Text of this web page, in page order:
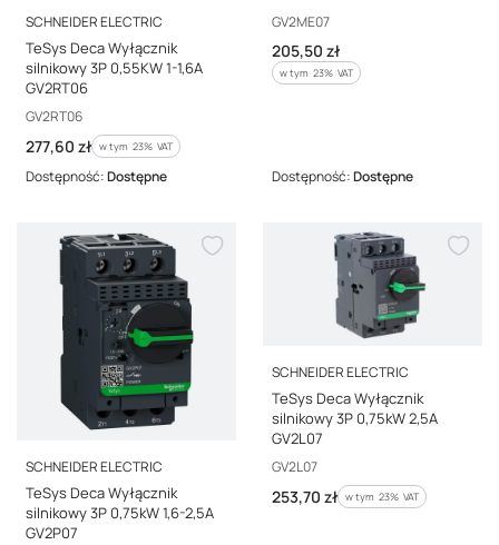
PRODUCENT
SCHNEIDER ELECTRIC
TeSys Deca Wyłącznik
silnikowy 3P 0,55KW 1-1,6A
GV2RT06
Kod producenta
GV2RT06
Cena brutto
277,60 zł w tym %s VAT
w tym 23% VAT
Dostępność:Dostępne
Kod producenta
GV2ME07
Cena brutto
205,50 zł
w tym %s VAT
w tym 23% VAT
Dostępność:Dostępne
PRODUCENT
SCHNEIDER ELECTRIC
TeSys Deca Wyłącznik
silnikowy 3P 0,75kW 1,6-2,5A
GV2P07
PRODUCENT
SCHNEIDER ELECTRIC
TeSys Deca Wyłącznik
silnikowy 3P 0,75kW 2,5A
GV2L07
Kod producenta
GV2L07
Cena brutto
253,70 zł w tym %s VAT
w tym 23% VAT